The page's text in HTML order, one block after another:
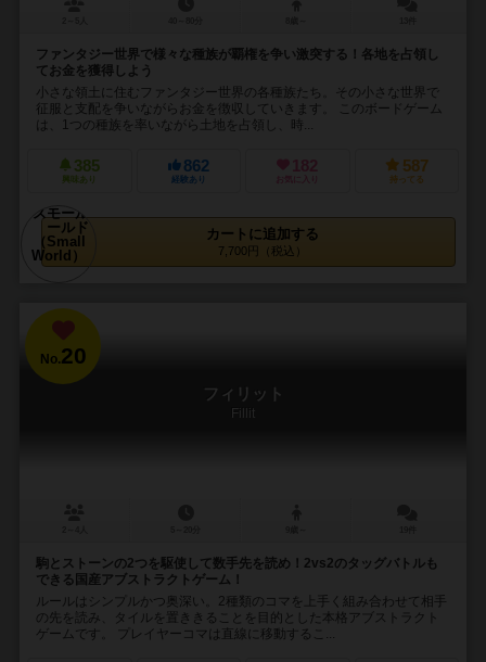
ファンタジー世界で様々な種族が覇権を争い激突する！各地を占領し
てお金を獲得しよう
小さな領土に住むファンタジー世界の各種族たち。その小さな世界で
征服と支配を争いながらお金を徴収していきます。 このボードゲーム
は、1つの種族を率いながら土地を占領し、時...
385
興味あり
862
経験あり
182
お気に入り
587
持ってる
カートに追加する
7,700円（税込）
No.20
フィリット
Fillit
駒とストーンの2つを駆使して数手先を読め！2vs2のタッグバトルも
できる国産アブストラクトゲーム！
ルールはシンプルかつ奥深い。2種類のコマを上手く組み合わせて相手
の先を読み、タイルを置ききることを目的とした本格アブストラクト
ゲームです。 プレイヤーコマは直線に移動するこ...